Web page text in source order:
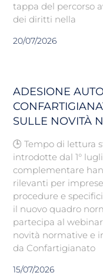
tappa del percorso
dei diritti nella
20/07/2026
ADESIONE
SULLE NOVITÀ
🕒 Tempo di lettura
introdotte dal 1°
complementare
rilevanti per
procedure e
il nuovo quadro
partecipa al
novità normative e
da Confartigianato
15/07/2026